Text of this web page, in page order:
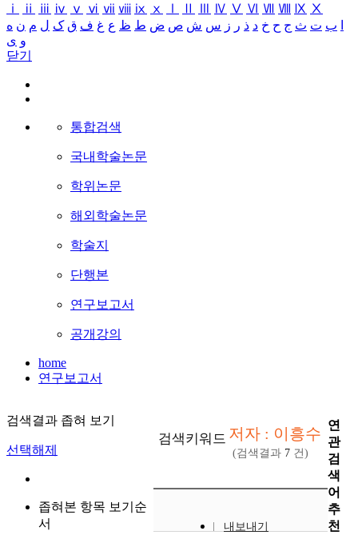
ⅰ
ⅱ ⅲ ⅳ ⅴ ⅵ ⅶ ⅷ ⅸ ⅹ Ⅳ Ⅴ Ⅵ Ⅶ Ⅷ Ⅸ Ⅹ
ب ت ث ج ح خ د ذ ر ز س ش ص ض ط ظ ع غ ف ق ک ل م ن ه
و ی
닫기
통합검색
국내학술논문
학위논문
해외학술논문
학술지
단행본
연구보고서
공개강의
home
연구보고서
검색결과 좁혀 보기
선택해제
좁혀본 항목 보기순
서
검색키워드 저자 : 이흥수
(검색결과 7 건)
내보내기
연
관
검
색
어
추
천